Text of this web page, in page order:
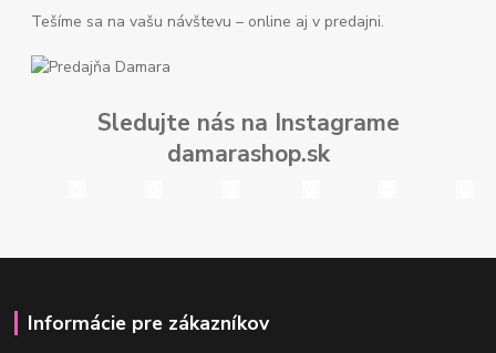
Tešíme sa na vašu návštevu – online aj v predajni.
Sledujte nás na Instagrame
damarashop.sk
Informácie pre zákazníkov